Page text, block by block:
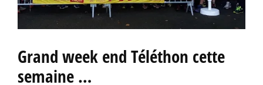
Grand week end Téléthon cette
semaine …